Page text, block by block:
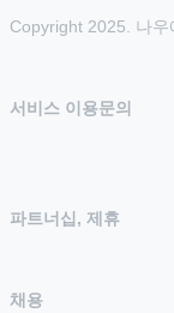
Copyright 2025. 나우
서비스 이용문의
파트너십, 제휴
채용